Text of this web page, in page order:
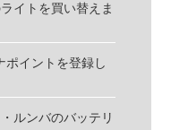
イトを買い替えま
ポイントを登録し
ルンバのバッテリ